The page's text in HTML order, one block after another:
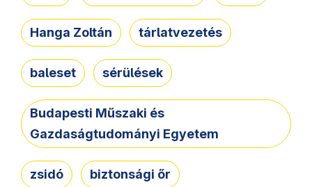
Hanga Zoltán tárlatvezetés
baleset sérülések
Budapesti Műszaki és
Gazdaságtudományi Egyetem
zsidó biztonsági őr